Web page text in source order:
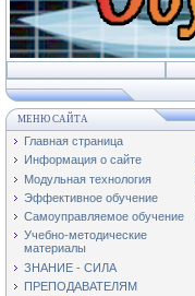
МЕНЮ САЙТА
Главная страница
Информация о сайте
Модульная технология
Эффективное обучение
Самоуправляемое обучение
Учебно-методические
материалы
ЗНАНИЕ - СИЛА
ПРЕПОДАВАТЕЛЯМ